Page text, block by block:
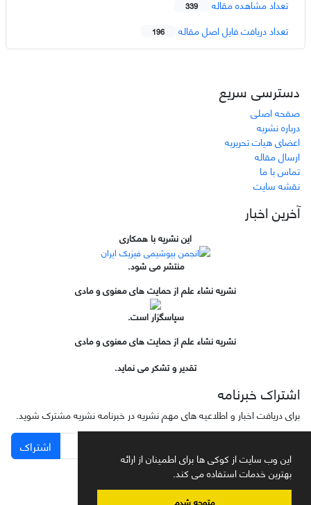
این وب سایت از کوکی ها برای اطمینان از ارائه
بهترین خدمات استفاده می کند.
متوجه شدم
تعداد مشاهده مقاله 339
تعداد دریافت فایل اصل مقاله 196
دسترسی سریع
صفحه اصلی
درباره نشریه
اعضای هیات تحریریه
ارسال مقاله
تماس با ما
نقشه سایت
آخرین اخبار
این نشریه با همکاری
منتشر می شود.
نشریه نشاء علم از حمایت های معنوی و مادی
سپاسگزار است.
نشریه نشاء علم از حمایت های معنوی و مادی
تقدیر و تشکر می نماید.
اشتراک خبرنامه
برای دریافت اخبار و اطلاعیه های مهم نشریه در خبرنامه نشریه مشترک شوید.
اشتراک